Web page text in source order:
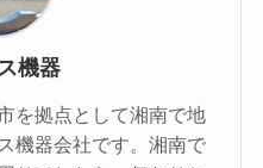
機器
を拠点として湘南で地
機器会社です。湘南で